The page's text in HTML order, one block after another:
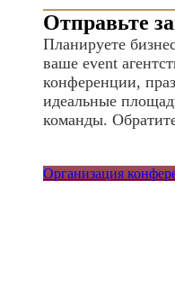
Отправьте
Планируете
ваше event
конференции,
идеальные
команды.
Организация